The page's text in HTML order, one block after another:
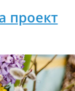
проект